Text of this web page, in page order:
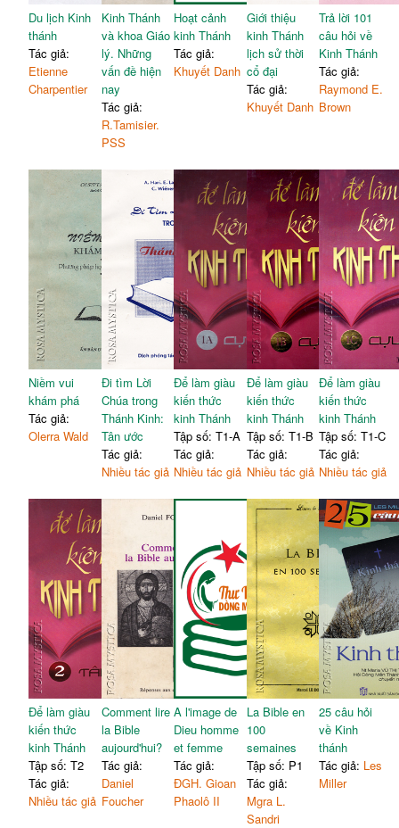
Du lịch Kinh
thánh
Tác giả:
Etienne
Charpentier
Kinh Thánh
và khoa Giáo
lý. Những
vấn đề hiện
nay
Tác giả:
R.Tamisier.
PSS
Hoạt cảnh
kinh Thánh
Tác giả:
Khuyết Danh
Giới thiệu
kinh Thánh
lịch sử thời
cổ đại
Tác giả:
Khuyết Danh
Trả lời 101
câu hỏi về
Kinh Thánh
Tác giả:
Raymond E.
Brown
Niềm vui
khám phá
Tác giả:
Olerra Wald
Đi tìm Lời
Chúa trong
Thánh Kinh:
Tân ước
Tác giả:
Nhiều tác giả
Để làm giàu
kiến thức
kinh Thánh
Tập số: T1-A
Tác giả:
Nhiều tác giả
Để làm giàu
kiến thức
kinh Thánh
Tập số: T1-B
Tác giả:
Nhiều tác giả
Để làm giàu
kiến thức
kinh Thánh
Tập số: T1-C
Tác giả:
Nhiều tác giả
Để làm giàu
kiến thức
kinh Thánh
Tập số: T2
Tác giả:
Nhiều tác giả
Comment lire
la Bible
aujourd'hui?
Tác giả:
Daniel
Foucher
A l'image de
Dieu homme
et femme
Tác giả:
ĐGH. Gioan
Phaolô II
La Bible en
100
semaines
Tập số: P1
Tác giả:
Mgra L.
Sandri
25 câu hỏi
về Kinh
thánh
Tác giả: Les
Miller